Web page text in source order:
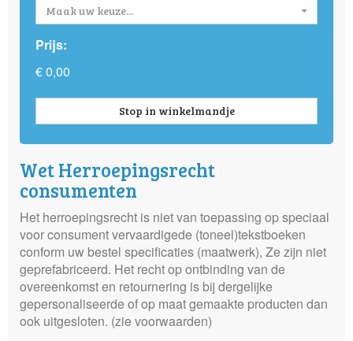
Maak uw keuze...
Prijs:
€ 0,00
Stop in winkelmandje
Wet Herroepingsrecht
consumenten
Het herroepingsrecht is niet van toepassing op speciaal
voor consument vervaardigede (toneel)tekstboeken
conform uw bestel specificaties (maatwerk), Ze zijn niet
geprefabriceerd. Het recht op ontbinding van de
overeenkomst en retournering is bij dergelijke
gepersonaliseerde of op maat gemaakte producten dan
ook uitgesloten. (zie voorwaarden)